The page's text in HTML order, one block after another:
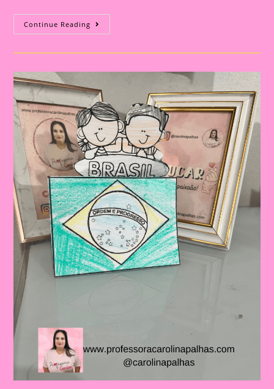
Continue Reading Atividade
Dia
Bandeira
Pátria:
Ensinar
Sobre
O
Dia
Da
Bandeira
Nas
Escolas